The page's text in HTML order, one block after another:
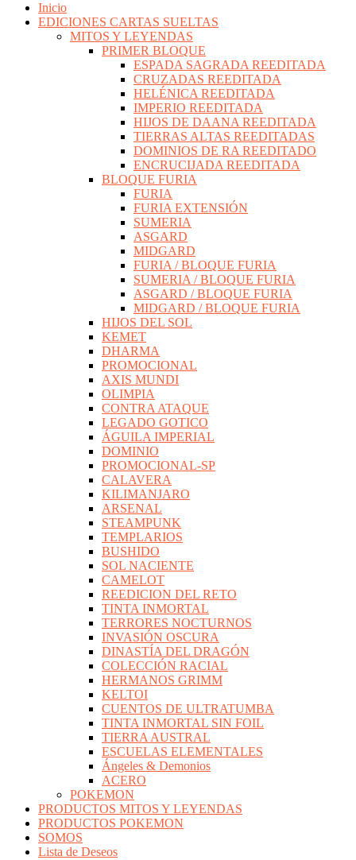
Inicio
EDICIONES CARTAS SUELTAS
MITOS Y LEYENDAS
PRIMER BLOQUE
ESPADA SAGRADA REEDITADA
CRUZADAS REEDITADA
HELÉNICA REEDITADA
IMPERIO REEDITADA
HIJOS DE DAANA REEDITADA
TIERRAS ALTAS REEDITADAS
DOMINIOS DE RA REEDITADO
ENCRUCIJADA REEDITADA
BLOQUE FURIA
FURIA
FURIA EXTENSIÓN
SUMERIA
ASGARD
MIDGARD
FURIA / BLOQUE FURIA
SUMERIA / BLOQUE FURIA
ASGARD / BLOQUE FURIA
MIDGARD / BLOQUE FURIA
HIJOS DEL SOL
KEMET
DHARMA
PROMOCIONAL
AXIS MUNDI
OLIMPIA
CONTRA ATAQUE
LEGADO GOTICO
ÁGUILA IMPERIAL
DOMINIO
PROMOCIONAL-SP
CALAVERA
KILIMANJARO
ARSENAL
STEAMPUNK
TEMPLARIOS
BUSHIDO
SOL NACIENTE
CAMELOT
REEDICION DEL RETO
TINTA INMORTAL
TERRORES NOCTURNOS
INVASIÓN OSCURA
DINASTÍA DEL DRAGÓN
COLECCIÓN RACIAL
HERMANOS GRIMM
KELTOI
CUENTOS DE ULTRATUMBA
TINTA INMORTAL SIN FOIL
TIERRA AUSTRAL
ESCUELAS ELEMENTALES
Ángeles & Demonios
ACERO
POKEMON
PRODUCTOS MITOS Y LEYENDAS
PRODUCTOS POKEMON
SOMOS
Lista de Deseos